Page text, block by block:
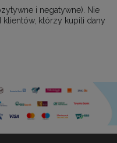
i negatywne). Nie
którzy kupili dany